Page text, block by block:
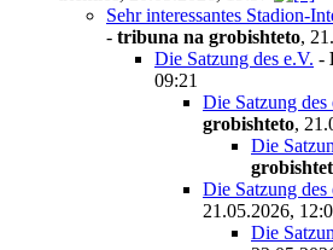
Sehr interessantes Stadion-
- tribuna na grobishteto,
Die Satzung des e.V. -
09:21
Die Satzung des
grobishteto,
Die
Die Satzung des
21.05.2026,
Die